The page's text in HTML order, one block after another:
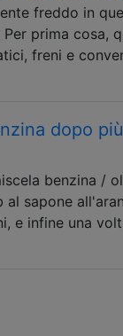
freddo in
prima cosa,
freni e
dopo
benzina /
sapone
e infine una